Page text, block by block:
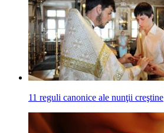
11 reguli canonice ale nunţii creştine